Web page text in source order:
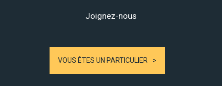
Joignez-nous
VOUS ÊTES UN PARTICULIER